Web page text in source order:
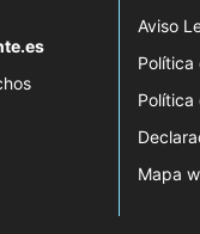
Aviso
Política
Mapa